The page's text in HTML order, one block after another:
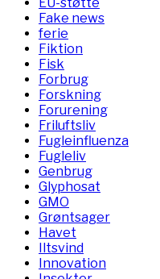
Fake news
ferie
Fiktion
Fisk
Forbrug
Forskning
Forurening
Friluftsliv
Fugleinfluenza
Fugleliv
Genbrug
Glyphosat
GMO
Grøntsager
Havet
Iltsvind
Innovation